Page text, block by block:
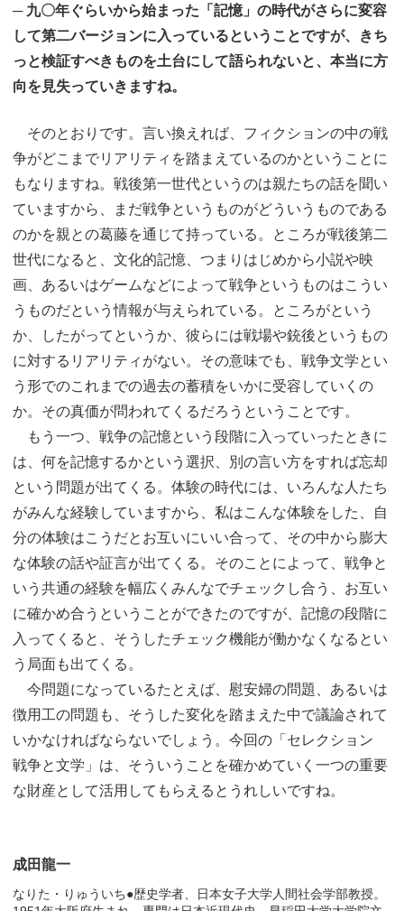
─ 九〇年ぐらいから始まった「記憶」の時代がさらに変容
して第二バージョンに入っているということですが、きち
っと検証すべきものを土台にして語られないと、本当に方
向を見失っていきますね。
そのとおりです。言い換えれば、フィクションの中の戦
争がどこまでリアリティを踏まえているのかということに
もなりますね。戦後第一世代というのは親たちの話を聞い
ていますから、まだ戦争というものがどういうものである
のかを親との葛藤を通じて持っている。ところが戦後第二
世代になると、文化的記憶、つまりはじめから小説や映
画、あるいはゲームなどによって戦争というものはこうい
うものだという情報が与えられている。ところがという
か、したがってというか、彼らには戦場や銃後というもの
に対するリアリティがない。その意味でも、戦争文学とい
う形でのこれまでの過去の蓄積をいかに受容していくの
か。その真価が問われてくるだろうということです。
もう一つ、戦争の記憶という段階に入っていったときに
は、何を記憶するかという選択、別の言い方をすれば忘却
という問題が出てくる。体験の時代には、いろんな人たち
がみんな経験していますから、私はこんな体験をした、自
分の体験はこうだとお互いにいい合って、その中から膨大
な体験の話や証言が出てくる。そのことによって、戦争と
いう共通の経験を幅広くみんなでチェックし合う、お互い
に確かめ合うということができたのですが、記憶の段階に
入ってくると、そうしたチェック機能が働かなくなるとい
う局面も出てくる。
今問題になっているたとえば、慰安婦の問題、あるいは
徴用工の問題も、そうした変化を踏まえた中で議論されて
いかなければならないでしょう。今回の「セレクション
戦争と文学」は、そういうことを確かめていく一つの重要
な財産として活用してもらえるとうれしいですね。
成田龍一
なりた・りゅういち●歴史学者、日本女子大学人間社会学部教授。